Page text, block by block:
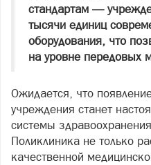
стандартам —
тысячи единиц
оборудования, что
на уровне передовых
Ожидается, что
учреждения станет
системы
Поликлиника не только
качественной